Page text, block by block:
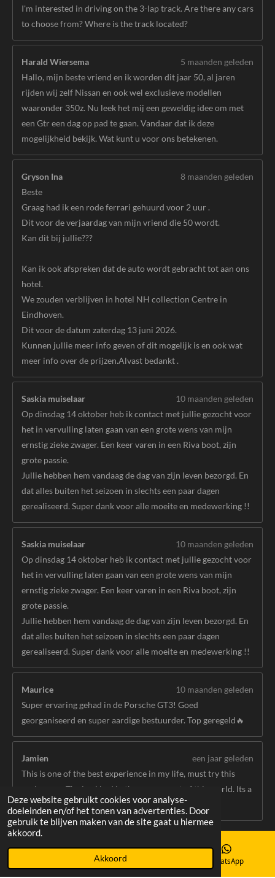
Deze website gebruikt cookies voor analyse-
doeleinden en/of het tonen van advertenties. Door
gebruik te blijven maken van de site gaat u hiermee
akkoord.
Akkoord
I'm interested in driving on the 3-lap track. Are there any cars
to choose from? Where is the track located?
Harald Wiersema
5 maanden geleden
Hallo, mijn beste vriend en ik worden dit jaar 50, al jaren
rijden wij zelf Nissan en ook wel exclusieve modellen
waaronder 350z. Nu leek het mij een geweldig idee om met
een Gtr een dag op pad te gaan. Vandaar dat ik deze
mogelijkheid bekijk. Wat kunt u voor ons betekenen.
Gryson Ina
8 maanden geleden
Beste
Graag had ik een rode ferrari gehuurd voor 2 uur .
Dit voor de verjaardag van mijn vriend die 50 wordt.
Kan dit bij jullie???
Kan ik ook afspreken dat de auto wordt gebracht tot aan ons
hotel.
We zouden verblijven in hotel NH collection Centre in
Eindhoven.
Dit voor de datum zaterdag 13 juni 2026.
Kunnen jullie meer info geven of dit mogelijk is en ook wat
meer info over de prijzen.Alvast bedankt .
Saskia muiselaar
10 maanden geleden
Op dinsdag 14 oktober heb ik contact met jullie gezocht voor
het in vervulling laten gaan van een grote wens van mijn
ernstig zieke zwager. Een keer varen in een Riva boot, zijn
grote passie.
Jullie hebben hem vandaag de dag van zijn leven bezorgd. En
dat alles buiten het seizoen in slechts een paar dagen
gerealiseerd. Super dank voor alle moeite en medewerking !!
Saskia muiselaar
10 maanden geleden
Op dinsdag 14 oktober heb ik contact met jullie gezocht voor
het in vervulling laten gaan van een grote wens van mijn
ernstig zieke zwager. Een keer varen in een Riva boot, zijn
grote passie.
Jullie hebben hem vandaag de dag van zijn leven bezorgd. En
dat alles buiten het seizoen in slechts een paar dagen
gerealiseerd. Super dank voor alle moeite en medewerking !!
Maurice
10 maanden geleden
Super ervaring gehad in de Porsche GT3! Goed
georganiseerd en super aardige bestuurder. Top geregeld🔥
Jamien
een jaar geleden
This is one of the best experience in my life, must try this
again soon. The joy i had in the car was out of this world. Its a
10/10 experience I highly recommend to try this.
Toon meer berichten
© 2023 - 2026 TIMEOUTEXPERIENCE
Instagram WhatsApp